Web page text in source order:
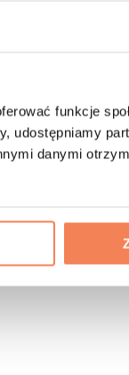
funkcje
udostępniamy
danymi